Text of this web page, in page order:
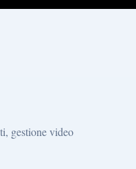
gestione video